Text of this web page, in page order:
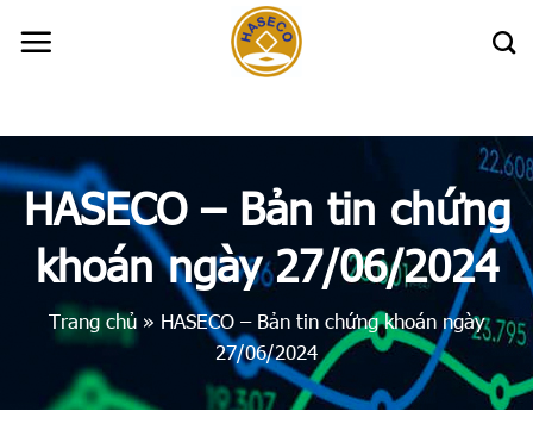
HASECO – Bản tin chứng
khoán ngày 27/06/2024
Trang chủ » HASECO – Bản tin chứng khoán ngày
27/06/2024